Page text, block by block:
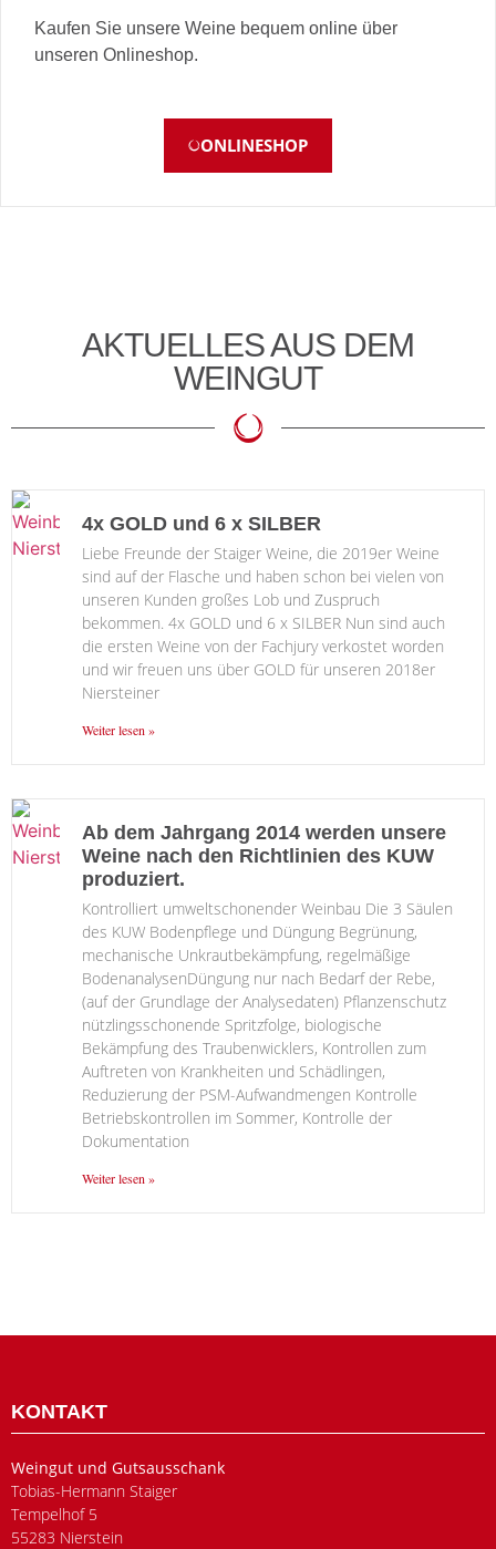
Kaufen Sie unsere Weine bequem online über
unseren Onlineshop.
ONLINESHOP
AKTUELLES AUS DEM
WEINGUT
4x GOLD und 6 x SILBER
Liebe Freunde der Staiger Weine, die 2019er Weine
sind auf der Flasche und haben schon bei vielen von
unseren Kunden großes Lob und Zuspruch
bekommen. 4x GOLD und 6 x SILBER Nun sind auch
die ersten Weine von der Fachjury verkostet worden
und wir freuen uns über GOLD für unseren 2018er
Niersteiner
Weiter lesen »
Ab dem Jahrgang 2014 werden unsere
Weine nach den Richtlinien des KUW
produziert.
Kontrolliert umweltschonender Weinbau Die 3 Säulen
des KUW Bodenpflege und Düngung Begrünung,
mechanische Unkrautbekämpfung, regelmäßige
BodenanalysenDüngung nur nach Bedarf der Rebe,
(auf der Grundlage der Analysedaten) Pflanzenschutz
nützlingsschonende Spritzfolge, biologische
Bekämpfung des Traubenwicklers, Kontrollen zum
Auftreten von Krankheiten und Schädlingen,
Reduzierung der PSM-Aufwandmengen Kontrolle
Betriebskontrollen im Sommer, Kontrolle der
Dokumentation
Weiter lesen »
KONTAKT
Weingut und Gutsausschank
Tobias-Hermann Staiger
Tempelhof 5
55283 Nierstein